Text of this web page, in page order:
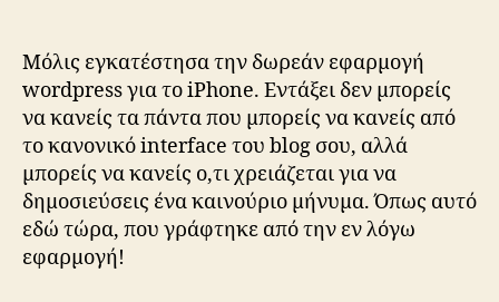
app
Μόλις εγκατέστησα την δωρεάν εφαρμογή
wordpress για το iPhone. Εντάξει δεν μπορείς
να κανείς τα πάντα που μπορείς να κανείς από
το κανονικό interface του blog σου, αλλά
μπορείς να κανείς ο,τι χρειάζεται για να
δημοσιεύσεις ένα καινούριο μήνυμα. Όπως αυτό
εδώ τώρα, που γράφτηκε από την εν λόγω
εφαρμογή!